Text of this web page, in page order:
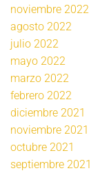
noviembre 2022
agosto 2022
julio 2022
mayo 2022
marzo 2022
febrero 2022
diciembre 2021
noviembre 2021
octubre 2021
septiembre 2021